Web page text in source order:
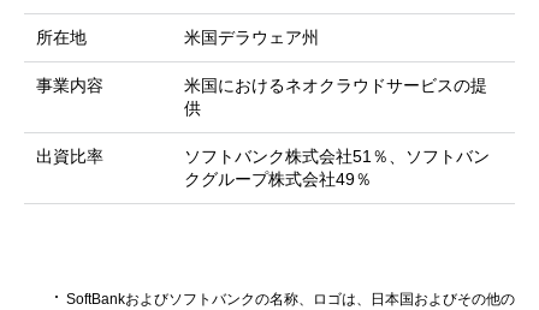
所在地 米国デラウェア州
事業内容
米国におけるネオクラウドサービスの提
供
出資比率
ソフトバンク株式会社51％、ソフトバン
クグループ株式会社49％
SoftBankおよびソフトバンクの名称、ロゴは、日本国およびその他の